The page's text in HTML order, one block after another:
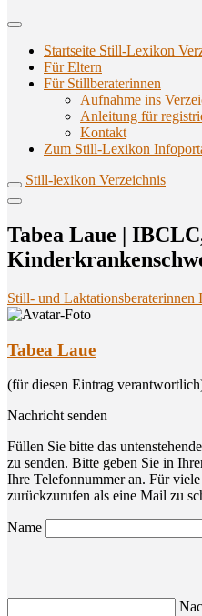
Startseite Still-Lexikon
Für Eltern
Für Stillberaterinnen
Aufnahme ins
Anlei­tung für
Kon­takt
Zum Still-Lexikon
Still-lexikon Verzeichnis
Tabea Laue |
Still- und Laktationsberaterinnen
Tabea Laue
(für diesen Eintrag
Nachricht senden
Füllen Sie bitte das
zu senden. Bitte geben Sie in
Ihre Telefonnummer an. Für
zurückzurufen als eine Mail zu
Name